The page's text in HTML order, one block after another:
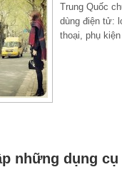
Trung Quốc
dùng điện tử:
thoại, phụ
những dụng cụ